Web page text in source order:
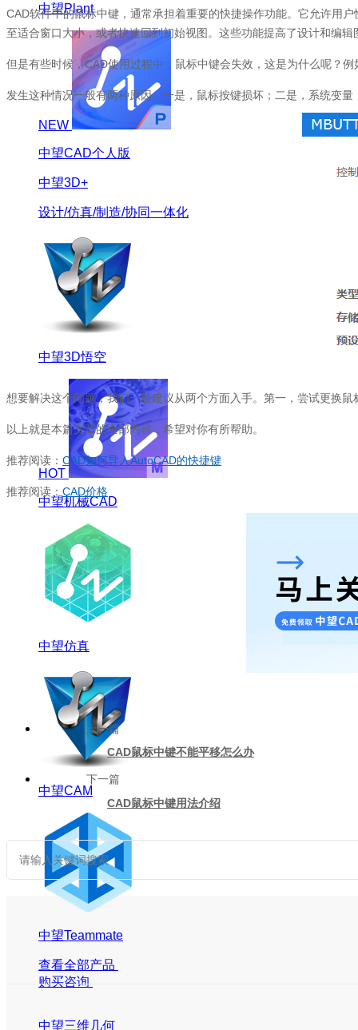
中望Plant
NEW
中望CAD个人版
中望3D+
设计/仿真/制造/协同一体化
中望3D悟空
HOT
中望机械CAD
中望仿真
中望CAM
中望Teammate
查看全部产品
购买咨询
中望三维几何
CAD软件中的鼠标中键，通常承担着重要的快捷操作功能。它允许用
至适合窗口大小，或者快速回到初始视图。这些功能提高了设计和编
但是有些时候，CAD使用过程中，鼠标中键会失效，这是为什么呢？例
发生这种情况一般有两种原因，一是，鼠标按键损坏；二是，系统变量
想要解决这个问题，我们一般建议从两个方面入手。第一，尝试更换鼠
以上就是本篇文章的全部内容，希望对你有所帮助。
推荐阅读： CAD如何导入AutoCAD的快捷键
推荐阅读： CAD价格
上一篇
CAD鼠标中键不能平移怎么办
下一篇
CAD鼠标中键用法介绍